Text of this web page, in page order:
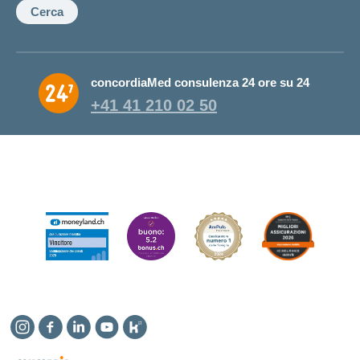
Cerca
concordiaMed consulenza 24 ore su 24
+41 41 210 02 50
Instagram
Facebook
LinkedinYouTube
Kununu